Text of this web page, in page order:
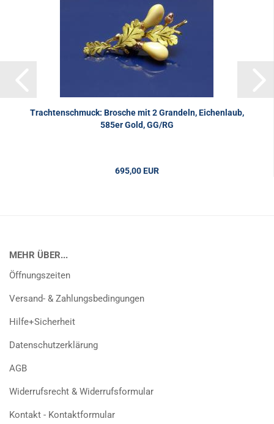
Trachtenschmuck: Brosche mit 2 Grandeln, Eichenlaub,
585er Gold, GG/RG
695,00 EUR
MEHR ÜBER...
Öffnungszeiten
Versand- & Zahlungsbedingungen
Hilfe+Sicherheit
Datenschutzerklärung
AGB
Widerrufsrecht & Widerrufsformular
Kontakt - Kontaktformular